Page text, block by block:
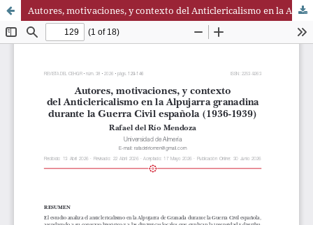
Autores, motivaciones, y contexto del Anticlericalismo en la Alpujarra granadina durante la Guerra Civil española (1936-1939)